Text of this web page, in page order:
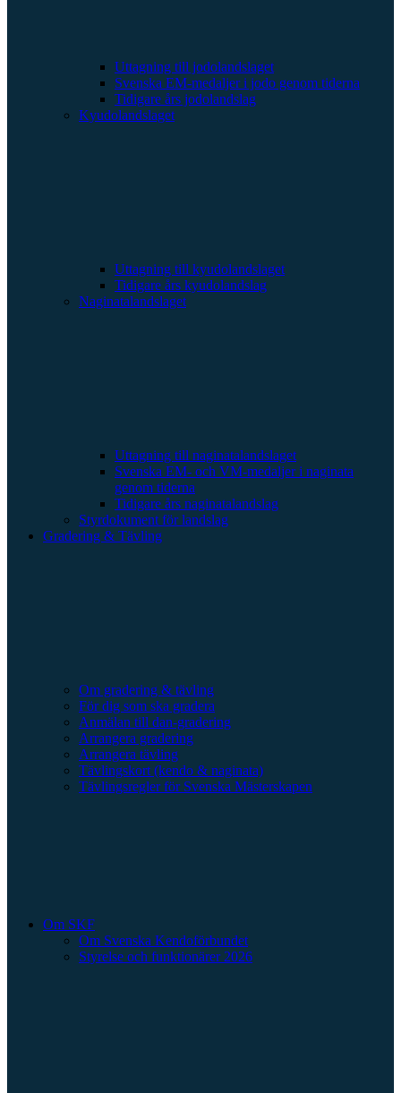
Uttagning till jodolandslaget
Svenska EM-medaljer i jodo genom tiderna
Tidigare års jodolandslag
Kyudolandslaget
Uttagning till kyudolandslaget
Tidigare års kyudolandslag
Naginatalandslaget
Uttagning till naginatalandslaget
Svenska EM- och VM-medaljer i naginata
genom tiderna
Tidigare års naginatalandslag
Styrdokument för landslag
Gradering & Tävling
Om gradering & tävling
För dig som ska gradera
Anmälan till dan-gradering
Arrangera gradering
Arrangera tävling
Tävlingskort (kendo & naginata)
Tävlingsregler för Svenska Mästerskapen
Om SKF
Om Svenska Kendoförbundet
Styrelse och funktionärer 2026